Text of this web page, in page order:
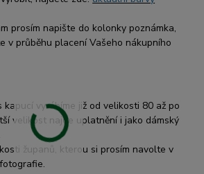
prosím napište do kolonky poznámka,
v průběhu placení Vašeho nákupního
kapucí vyrábíme již od velikosti 80 až po
velikost najde uplatnění i jako dámský
županů, kterou si prosím navolte v